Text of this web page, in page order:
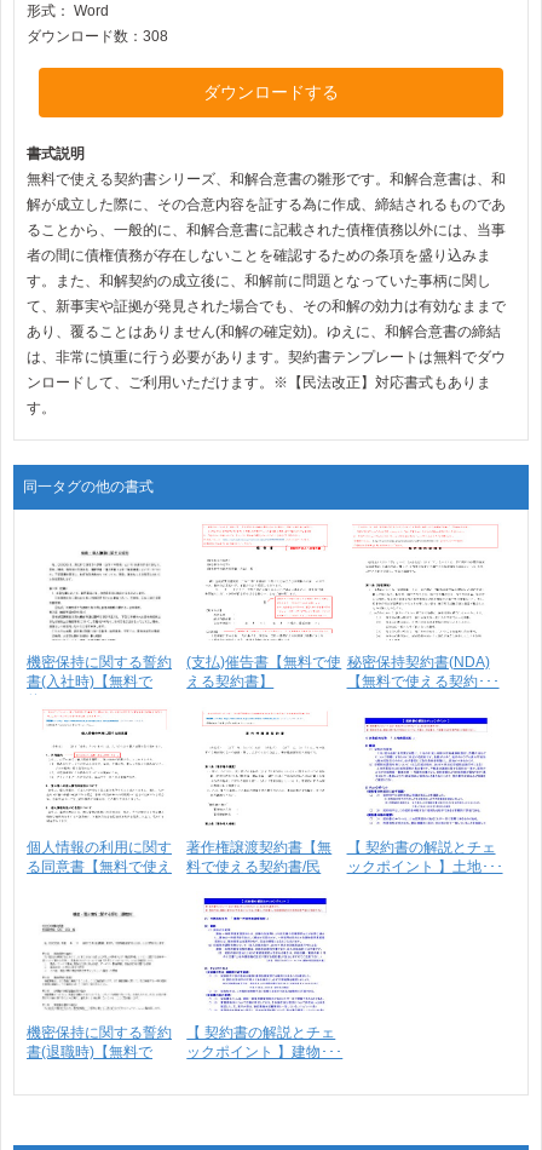
形式： Word
ダウンロード数：308
ダウンロードする
書式説明
無料で使える契約書シリーズ、和解合意書の雛形です。和解合意書は、和
解が成立した際に、その合意内容を証する為に作成、締結されるものであ
ることから、一般的に、和解合意書に記載された債権債務以外には、当事
者の間に債権債務が存在しないことを確認するための条項を盛り込みま
す。また、和解契約の成立後に、和解前に問題となっていた事柄に関し
て、新事実や証拠が発見された場合でも、その和解の効力は有効なままで
あり、覆ることはありません(和解の確定効)。ゆえに、和解合意書の締結
は、非常に慎重に行う必要があります。契約書テンプレートは無料でダウ
ンロードして、ご利用いただけます。※【民法改正】対応書式もありま
す。
同一タグの他の書式
機密保持に関する誓約
書(入社時)【無料で
(支払)催告書【無料で使
える契約書】
秘密保持契約書(NDA)
【無料で使える契約･･･
個人情報の利用に関す
る同意書【無料で使え
著作権譲渡契約書【無
料で使える契約書/民
【 契約書の解説とチェ
ックポイント 】土地･･･
機密保持に関する誓約
書(退職時)【無料で
【 契約書の解説とチェ
ックポイント 】建物･･･